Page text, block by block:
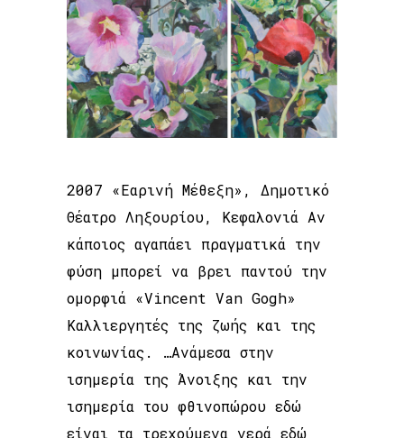
2007 «Εαρινή Μέθεξη», Δηµοτικό
Θέατρο Ληξουρίου, Κεφαλονιά Αν
κάποιος αγαπάει πραγματικά την
φύση μπορεί να βρει παντού την
ομορφιά «Vincent Van Gogh»
Καλλιεργητές της ζωής και της
κοινωνίας. …Ανάμεσα στην
ισημερία της Άνοιξης και την
ισημερία του φθινοπώρου εδώ
είναι τα τρεχούμενα νερά εδώ